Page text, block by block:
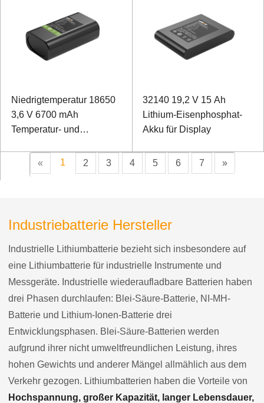
Niedrigtemperatur 18650
3,6 V 6700 mAh
Temperatur- und
Lithium-Ionen-Akku
(Kühlkettenlogistik im
32140 19,2 V 15 Ah
Lithium-Eisenphosphat-
Akku für Display
« 1 2 3 4 5 6 7 »
Industriebatterie Hersteller
Industrielle Lithiumbatterie bezieht sich insbesondere auf
eine Lithiumbatterie für industrielle Instrumente und
Messgeräte. Industrielle wiederaufladbare Batterien haben
drei Phasen durchlaufen: Blei-Säure-Batterie, NI-MH-
Batterie und Lithium-Ionen-Batterie drei
Entwicklungsphasen. Blei-Säure-Batterien werden
aufgrund ihrer nicht umweltfreundlichen Leistung, ihres
hohen Gewichts und anderer Mängel allmählich aus dem
Verkehr gezogen. Lithiumbatterien haben die Vorteile von
Hochspannung, großer Kapazität, langer Lebensdauer,